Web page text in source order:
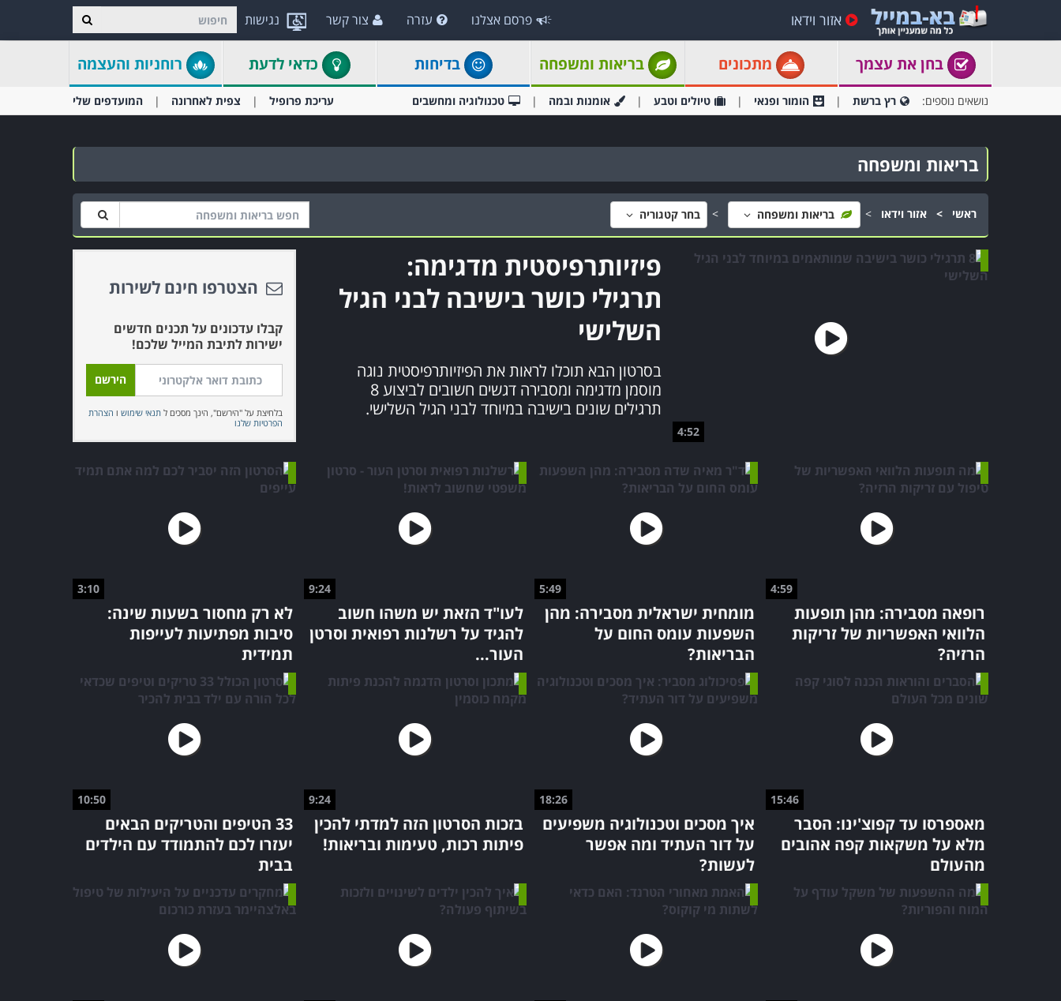
נגישות אזור וידאו פרסם אצלנו עזרה צור קשר
בחן את עצמך מתכונים בריאות ומשפחה בדיחות כדאי לדעת רוחניות והעצמה
נושאים נוספים: רץ ברשת הומור ופנאי טיולים וטבע אומנות ובמה טכנולוגיה ומחשבים עריכת פרופיל צפית לאחרונה המועדפים שלי
בריאות ומשפחה
ראשי אזור וידאו בריאות ומשפחה בחר קטגוריה
4:52
פיזיותרפיסטית מדגימה:
תרגילי כושר בישיבה לבני הגיל
השלישי
בסרטון הבא תוכלו לראות את הפיזיותרפיסטית נוגה
מוסמן מדגימה ומסבירה דגשים חשובים לביצוע 8
תרגילים שונים בישיבה במיוחד לבני הגיל השלישי.
הצטרפו חינם לשירות
קבלו עדכונים על תכנים חדשים
ישירות לתיבת המייל שלכם!
בלחיצת על "הירשם", הינך מסכים לתנאי שימוש ו הצהרת
הפרטיות שלנו
4:59
רופאה מסבירה: מהן תופעות
הלוואי האפשריות של זריקות
הרזיה?
5:49
מומחית ישראלית מסבירה: מהן
השפעות עומס החום על
הבריאות?
9:24
לעו"ד הזאת יש משהו חשוב
להגיד על רשלנות רפואית וסרטן
העור...
3:10
לא רק מחסור בשעות שינה:
סיבות מפתיעות לעייפות
תמידית
15:46
מאספרסו עד קפוצ'ינו: הסבר
מלא על משקאות קפה אהובים
מהעולם
18:26
איך מסכים וטכנולוגיה משפיעים
על דור העתיד ומה אפשר
לעשות?
9:24
בזכות הסרטון הזה למדתי להכין
פיתות רכות, טעימות ובריאות!
10:50
33 הטיפים והטריקים הבאים
יעזרו לכם להתמודד עם הילדים
בבית